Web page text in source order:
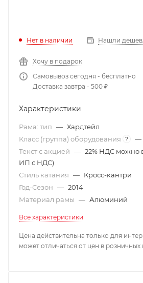
Нет в наличии Нашли
Хочу в подарок
Самовывоз сегодня - бесплатно
Доставка завтра - 500 ₽
Характеристики
Рама: тип — Хардтейл
Класс (группа) оборудования
? —
Текст с акцией — 22% НДС можно
ИП с НДС)
Стиль катания — Кросс-кантри
Год-Сезон — 2014
Материал рамы — Алюминий
Все характеристики
Цена действительна только для
может отличаться от цен в розничных